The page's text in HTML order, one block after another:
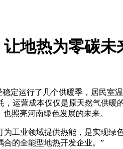
地热为零碳未
运行了几个供暖季，居民室
运营成本仅仅是原天然气供
照亮河南绿色发展的未来。
业领域提供热能，是实现绿
的全能型地热开发企业。”